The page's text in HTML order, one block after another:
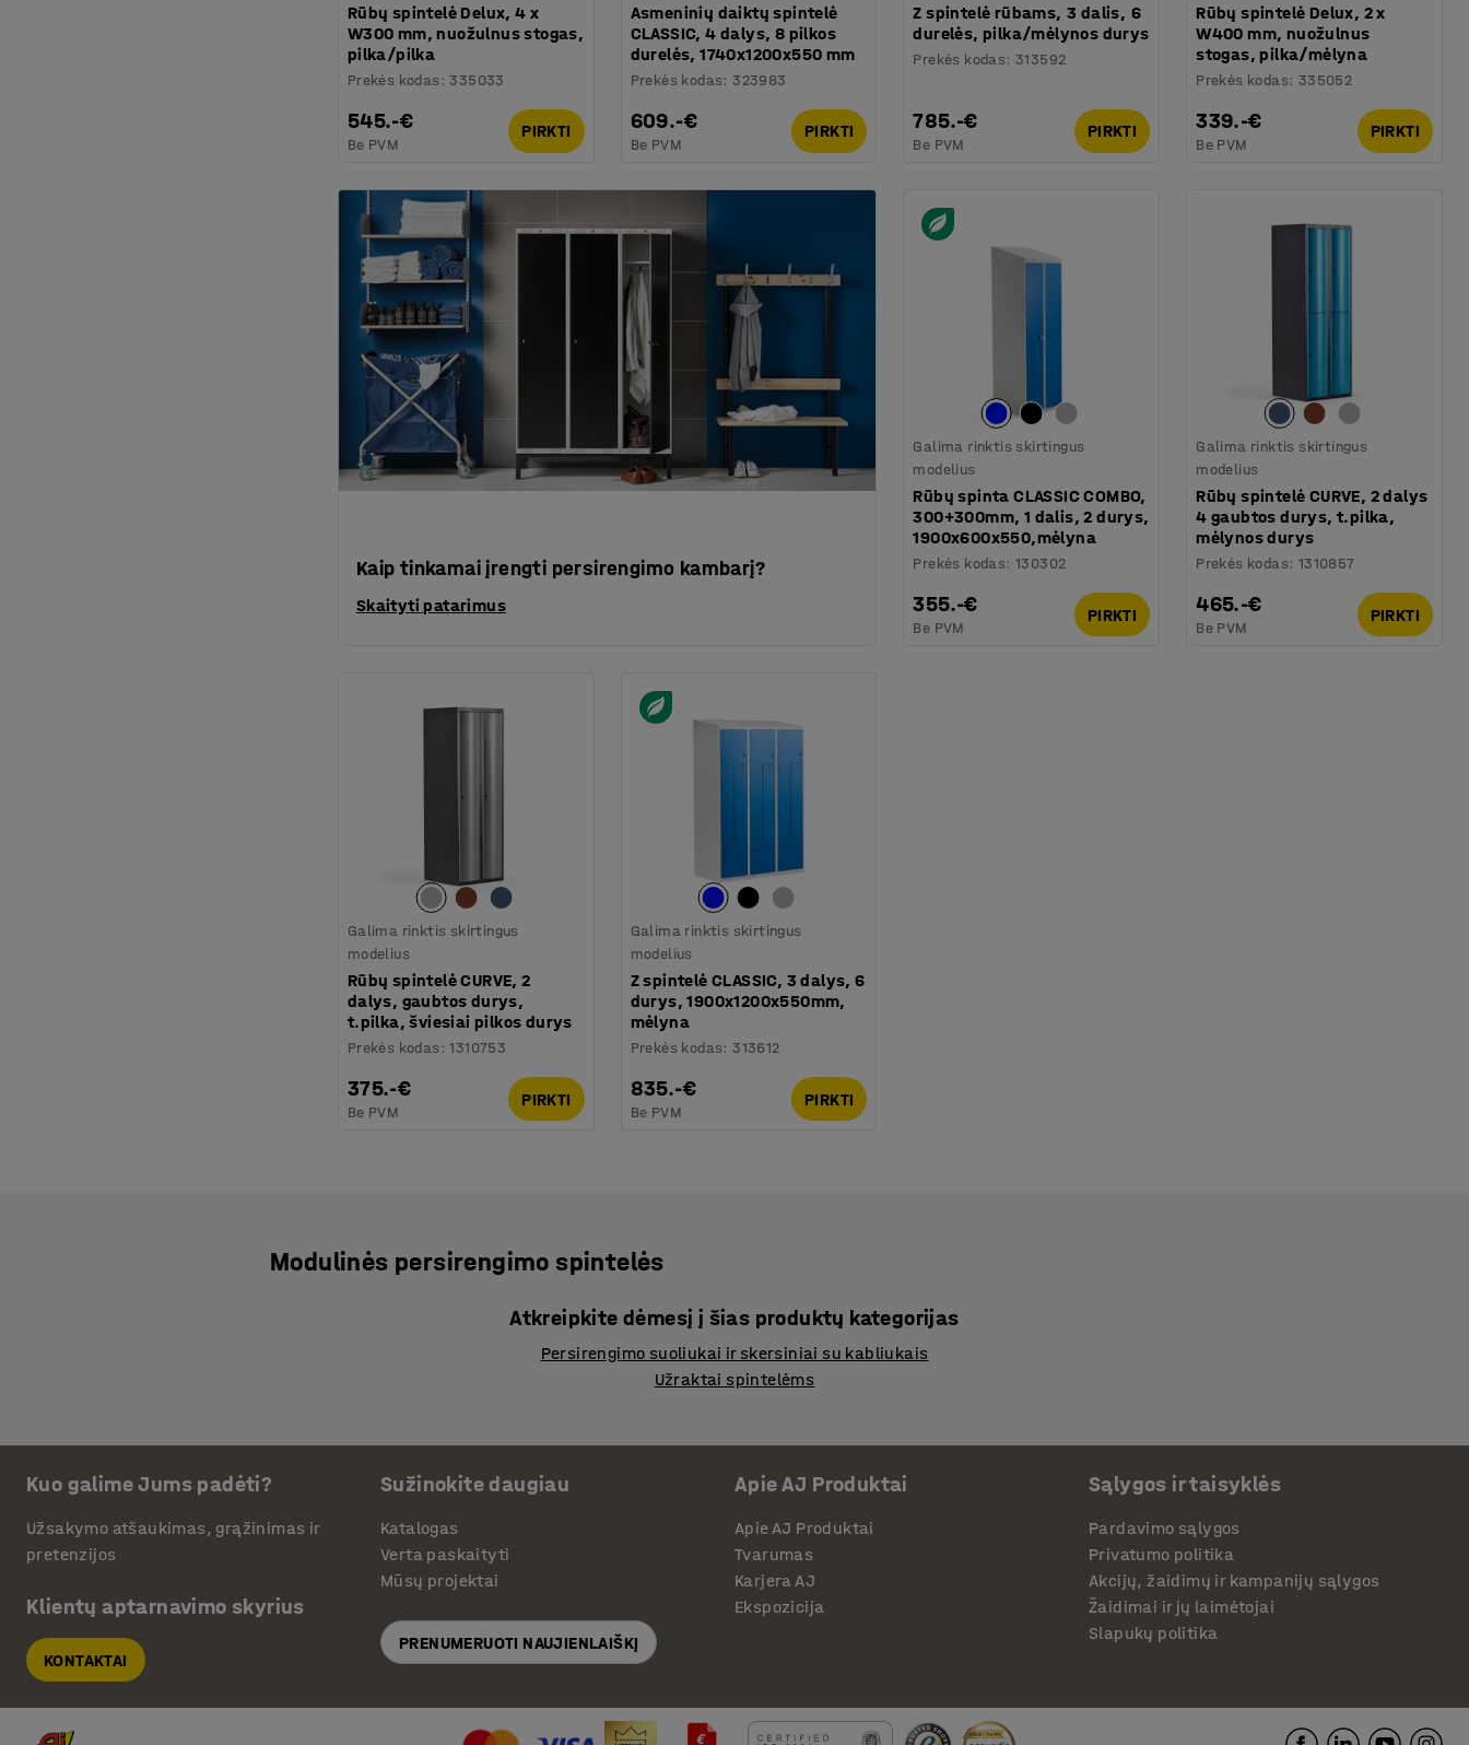
Rūbų spintelė Delux, 4 x
W300 mm, nuožulnus stogas,
pilka/pilka
Prekės kodas :335033
545.-€
Be PVM
PIRKTI
Asmeninių daiktų spintelė
CLASSIC, 4 dalys, 8 pilkos
durelės, 1740x1200x550 mm
Prekės kodas:323983
609.-€
Be PVM
PIRKTI
Z spintelė rūbams, 3 dalis, 6
durelės, pilka/mėlynos durys
Prekės kodas:313592
785.-€
Be PVM
PIRKTI
Rūbų spintelė Delux, 2 x
W400 mm, nuožulnus
stogas, pilka/mėlyna
Prekės kodas: 335052
339.-€
Be PVM
PIRKTI
Kaip tinkamai įrengti persirengimo kambarį?
Skaityti patarimus
Galima rinktis skirtingus
modelius
Rūbų spinta CLASSIC COMBO,
300+300mm, 1 dalis, 2 durys,
1900x600x550,mėlyna
Prekės kodas:130302
355.-€
Be PVM
PIRKTI
Galima rinktis skirtingus
modelius
Rūbų spintelė CURVE, 2 dalys
4 gaubtos durys, t.pilka,
mėlynos durys
Prekės kodas: 1310857
465.-€
Be PVM
PIRKTI
Galima rinktis skirtingus
modelius
Rūbų spintelė CURVE, 2
dalys, gaubtos durys,
t.pilka, šviesiai pilkos durys
Prekės kodas :1310753
375.-€
Be PVM
PIRKTI
Galima rinktis skirtingus
modelius
Z spintelė CLASSIC, 3 dalys, 6
durys, 1900x1200x550mm,
mėlyna
Prekės kodas:313612
835.-€
Be PVM
PIRKTI
Modulinės persirengimo spintelės
Atkreipkite dėmesį į šias produktų kategorijas
Persirengimo suoliukai ir skersiniai su kabliukais
Užraktai spintelėms
Kuo galime Jums padėti?
Užsakymo atšaukimas, grąžinimas ir
pretenzijos
Klientų aptarnavimo skyrius
KONTAKTAI
Sužinokite daugiau
Katalogas
Verta paskaityti
Mūsų projektai
PRENUMERUOTI NAUJIENLAIŠKĮ
Apie AJ Produktai
Apie AJ Produktai
Tvarumas
Karjera AJ
Ekspozicija
Sąlygos ir taisyklės
Pardavimo sąlygos
Privatumo politika
Akcijų, žaidimų ir kampanijų sąlygos
Žaidimai ir jų laimėtojai
Slapukų politika